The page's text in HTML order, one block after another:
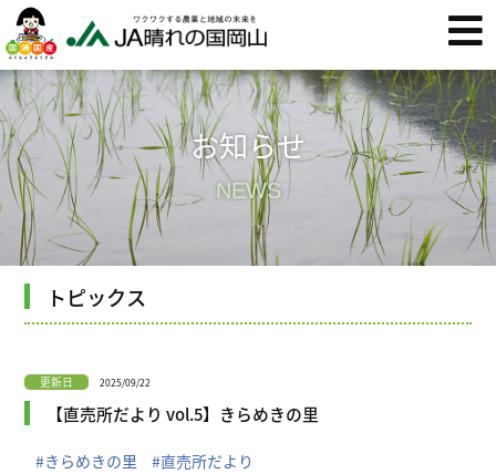
お知らせ
NEWS
トピックス
更新日 2025/09/22
【直売所だより vol.5】きらめきの里
#きらめきの里 #直売所だより